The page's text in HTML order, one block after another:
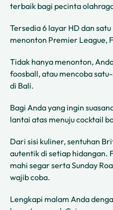
terbaik bagi pecinta
Tersedia 6 layar HD dan
menonton Premier League,
Tidak hanya menonton,
foosball, atau mencoba
di Bali.
Bagi Anda yang ingin
lantai atas menuju cocktail
Dari sisi kuliner, sentuhan
autentik di setiap hidangan.
mahi segar serta Sunday
wajib coba.
Lengkapi malam Anda